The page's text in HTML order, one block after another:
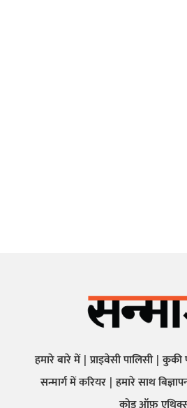
हमारे बारे में प्राइवेसी पालिसी कुकी
सन्मार्ग में करियर हमारे साथ